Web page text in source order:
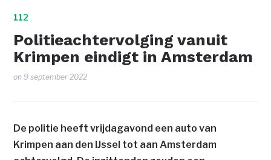
112
Politieachtervolging vanuit
Krimpen eindigt in Amsterdam
on 9 september 2022
De politie heeft vrijdagavond een auto van
Krimpen aan den IJssel tot aan Amsterdam